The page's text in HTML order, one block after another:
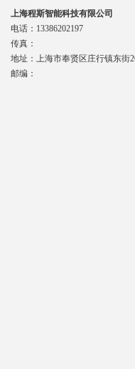
上海程斯智能科技有限公司
电话：13386202197
传真：
地址：上海市奉贤区庄行镇东街
邮编：